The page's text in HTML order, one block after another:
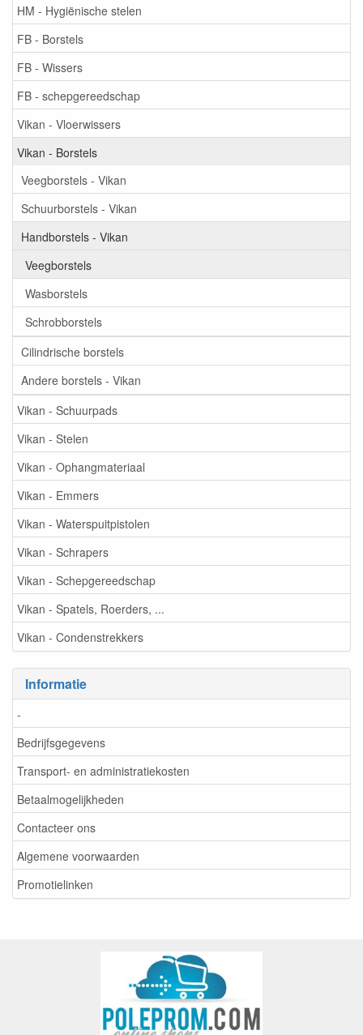
HM - Hygiënische stelen
FB - Borstels
FB - Wissers
FB - schepgereedschap
Vikan - Vloerwissers
Vikan - Borstels
Veegborstels - Vikan
Schuurborstels - Vikan
Handborstels - Vikan
Veegborstels
Wasborstels
Schrobborstels
Cilindrische borstels
Andere borstels - Vikan
Vikan - Schuurpads
Vikan - Stelen
Vikan - Ophangmateriaal
Vikan - Emmers
Vikan - Waterspuitpistolen
Vikan - Schrapers
Vikan - Schepgereedschap
Vikan - Spatels, Roerders, ...
Vikan - Condenstrekkers
Informatie
-
Bedrijfsgegevens
Transport- en administratiekosten
Betaalmogelijkheden
Contacteer ons
Algemene voorwaarden
Promotielinken